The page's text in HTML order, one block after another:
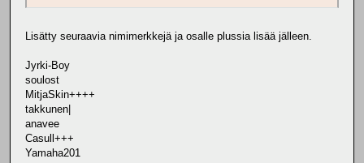
Lisätty seuraavia nimimerkkejä ja osalle plussia lisää jälleen.
Jyrki-Boy
soulost
MitjaSkin++++
takkunen|
anavee
Casull+++
Yamaha201